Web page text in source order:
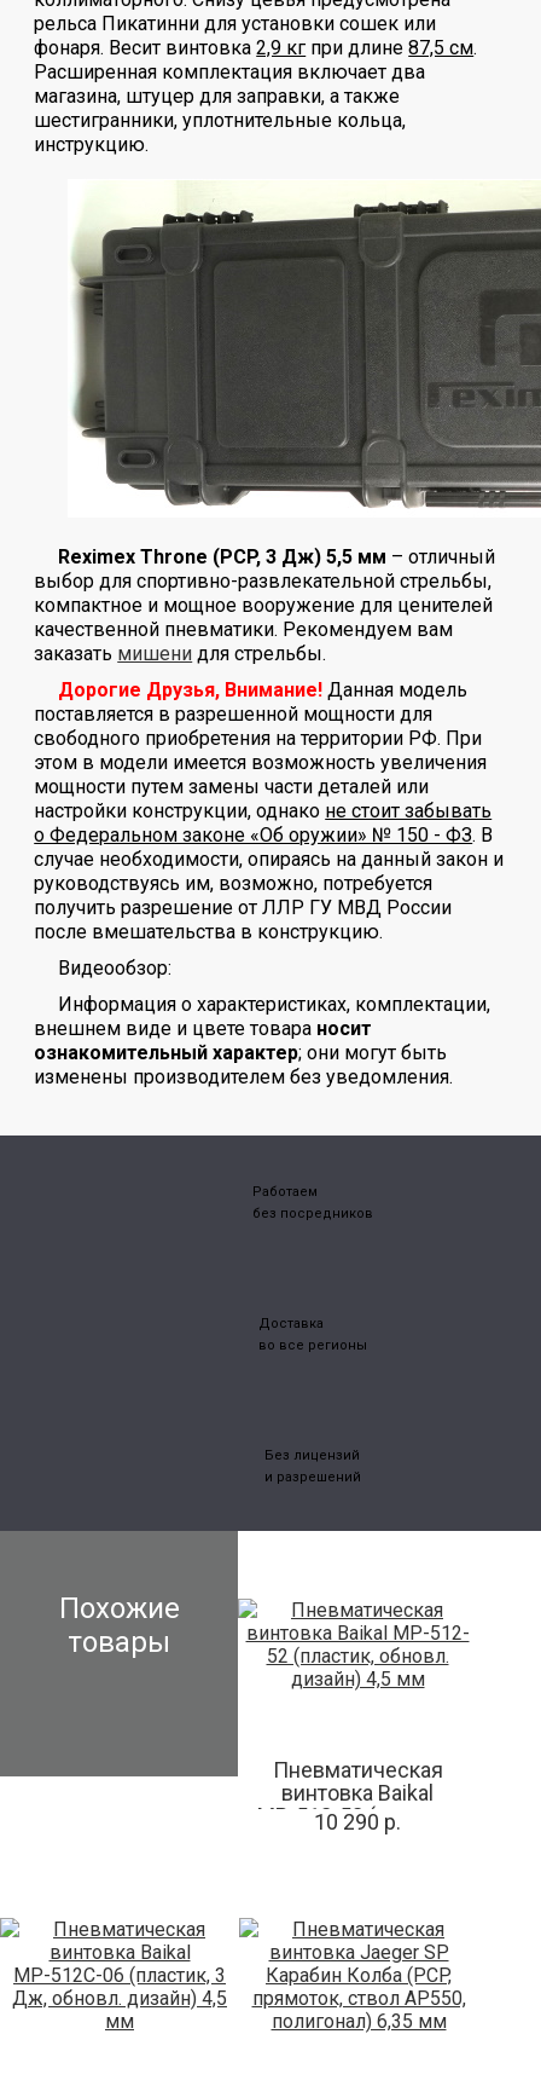
рельса Пикатинни для установки сошек или
фонаря. Весит винтовка2,9 кг при длине87,5 см.
Расширенная комплектация включает два
магазина, штуцер для заправки, а также
шестигранники, уплотнительные кольца,
инструкцию.
Reximex Throne (PCP, 3 Дж) 5,5 мм – отличный
выбор для спортивно-развлекательной стрельбы,
компактное и мощное вооружение для ценителей
качественной пневматики. Рекомендуем вам
заказать мишени для стрельбы.
Дорогие Друзья, Внимание! Данная модель
поставляется в разрешенной мощности для
свободного приобретения на территории РФ. При
этом в модели имеется возможность увеличения
мощности путем замены части деталей или
настройки конструкции, однако не стоит забывать
о Федеральном законе «Об оружии» № 150 - ФЗ. В
случае необходимости, опираясь на данный закон и
руководствуясь им, возможно, потребуется
получить разрешение от ЛЛР ГУ МВД России
после вмешательства в конструкцию.
Видеообзор:
Информация о характеристиках, комплектации,
внешнем виде и цвете товара носит
ознакомительный характер; они могут быть
изменены производителем без уведомления.
Работаем
без посредников
Доставка
во все регионы
Без лицензий
и разрешений
Похожие
товары
Пневматическая
винтовка Baikal
МР-512-52 (пластик,
обновл. дизайн) 4,5
10 290 р.